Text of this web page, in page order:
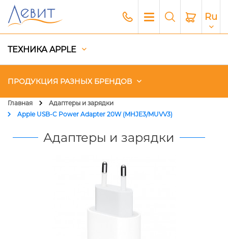
Ru
ТЕХНИКА APPLE
ПРОДУКЦИЯ РАЗНЫХ БРЕНДОВ
Чехлы
Акустика
Главная
Адаптеры и зарядки
Apple USB-C Power Adapter 20W (MHJE3/MUVV3)
Адаптеры и зарядки